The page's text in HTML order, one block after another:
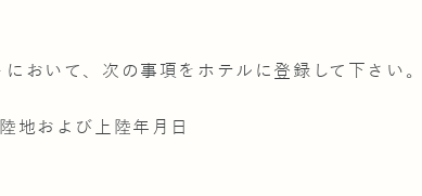
おいて、次の事項をホテルに登録して下さい。
地および上陸年月日